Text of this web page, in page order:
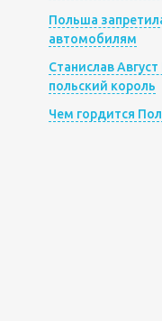
Польша
автомобилям
Станислав
польский король
Чем гордится